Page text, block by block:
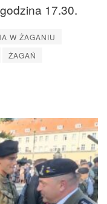
17.30.
W ŻAGANIU
ŻAGAŃ